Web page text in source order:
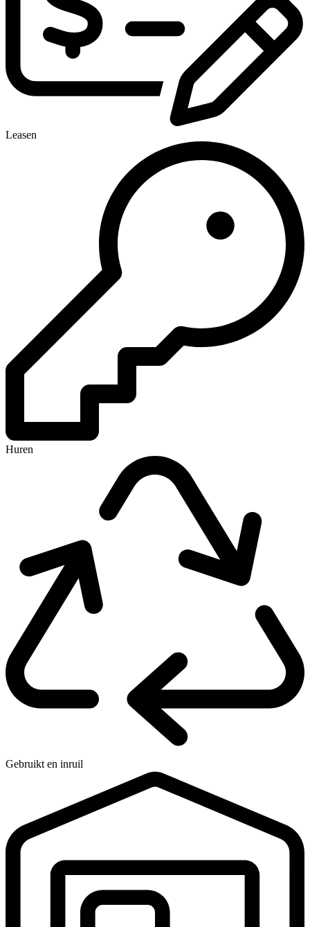
Leasen
Huren
Gebruikt en inruil